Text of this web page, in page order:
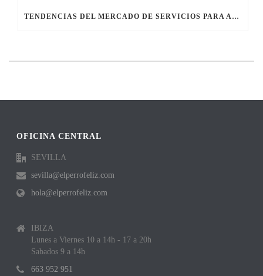
TENDENCIAS DEL MERCADO DE SERVICIOS PARA ANIMALES DE COMPAÑÍA
OFICINA CENTRAL
SEVILLA
sevilla@elperrofeliz.com
hola@elperrofeliz.com
IBIZA
Lunes a Viernes 10 a 14h - 17 a 20h
Sabados 9 a 14h
663 952 951